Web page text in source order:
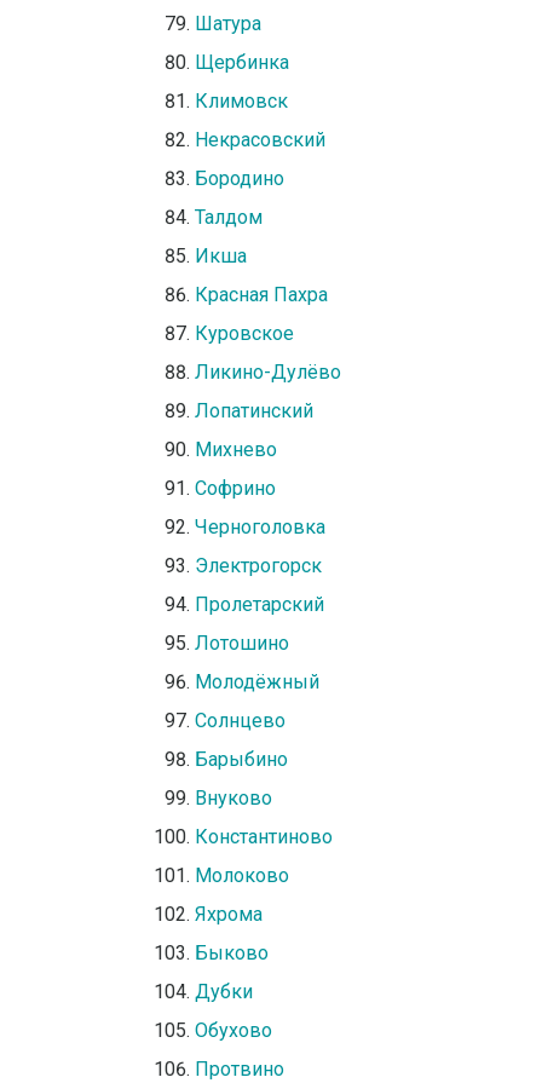
Шатура
Щербинка
Климовск
Некрасовский
Бородино
Талдом
Икша
Красная Пахра
Куровское
Ликино-Дулёво
Лопатинский
Михнево
Софрино
Черноголовка
Электрогорск
Пролетарский
Лотошино
Молодёжный
Солнцево
Барыбино
Внуково
Константиново
Молоково
Яхрома
Быково
Дубки
Обухово
Протвино